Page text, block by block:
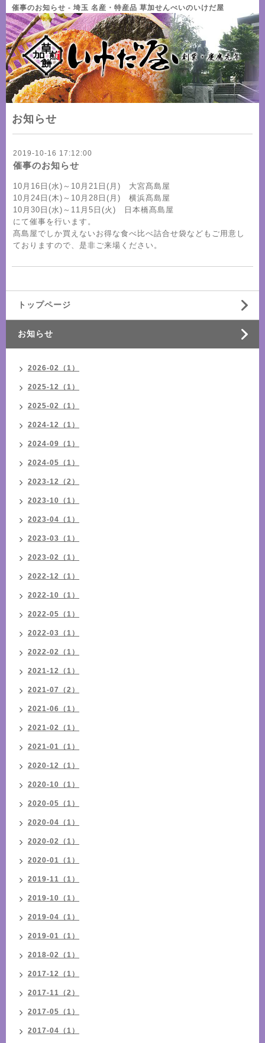
催事のお知らせ - 埼玉 名産・特産品 草加せんべいのいけだ屋
お知らせ
2019-10-16 17:12:00
催事のお知らせ
10月16日(水)～10月21日(月) 大宮髙島屋
10月24日(木)～10月28日(月) 横浜髙島屋
10月30日(水)～11月5日(火) 日本橋髙島屋
にて催事を行います。
髙島屋でしか買えないお得な食べ比べ詰合せ袋などもご用意し
ておりますので、是非ご来場ください。
トップページ
お知らせ
2026-02（1）
2025-12（1）
2025-02（1）
2024-12（1）
2024-09（1）
2024-05（1）
2023-12（2）
2023-10（1）
2023-04（1）
2023-03（1）
2023-02（1）
2022-12（1）
2022-10（1）
2022-05（1）
2022-03（1）
2022-02（1）
2021-12（1）
2021-07（2）
2021-06（1）
2021-02（1）
2021-01（1）
2020-12（1）
2020-10（1）
2020-05（1）
2020-04（1）
2020-02（1）
2020-01（1）
2019-11（1）
2019-10（1）
2019-04（1）
2019-01（1）
2018-02（1）
2017-12（1）
2017-11（2）
2017-05（1）
2017-04（1）